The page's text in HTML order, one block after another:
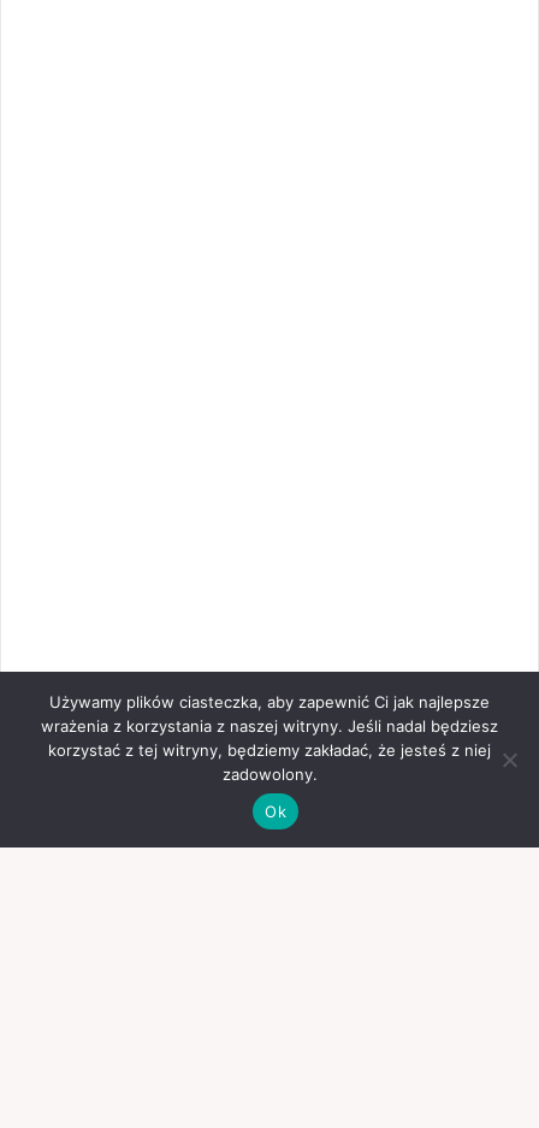
Używamy plików ciasteczka, aby zapewnić Ci jak najlepsze
wrażenia z korzystania z naszej witryny. Jeśli nadal będziesz
korzystać z tej witryny, będziemy zakładać, że jesteś z niej
zadowolony.
Ok